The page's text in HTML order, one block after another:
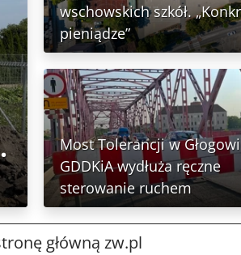
wschowskich szkół.
pieniądze”
Most Tolerancji w
GDDKiA wydłuża ręczne
sterowanie ruchem
główną zw.pl